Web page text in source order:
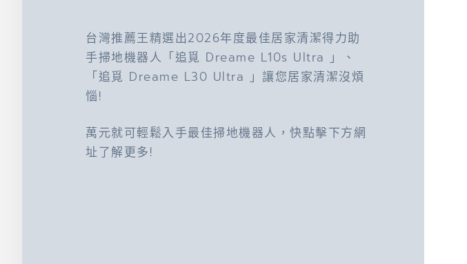
台灣推薦王精選出2026年度最佳居家清潔得力助
手掃地機器人「追覓 Dreame L10s Ultra 」、
「追覓 Dreame L30 Ultra 」讓您居家清潔沒煩
惱!
萬元就可輕鬆入手最佳掃地機器人，快點擊下方網
址了解更多!